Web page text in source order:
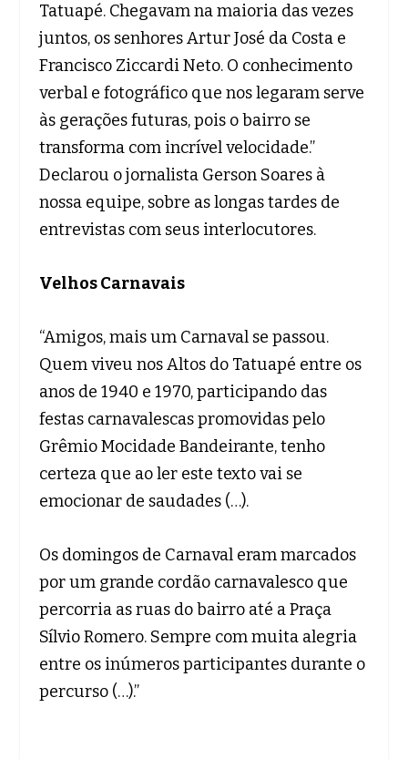
Tatuapé. Chegavam na maioria das vezes
juntos, os senhores Artur José da Costa e
Francisco Ziccardi Neto. O conhecimento
verbal e fotográfico que nos legaram serve
às gerações futuras, pois o bairro se
transforma com incrível velocidade.”
Declarou o jornalista Gerson Soares à
nossa equipe, sobre as longas tardes de
entrevistas com seus interlocutores.
Velhos Carnavais
“Amigos, mais um Carnaval se passou.
Quem viveu nos Altos do Tatuapé entre os
anos de 1940 e 1970, participando das
festas carnavalescas promovidas pelo
Grêmio Mocidade Bandeirante, tenho
certeza que ao ler este texto vai se
emocionar de saudades (…).
Os domingos de Carnaval eram marcados
por um grande cordão carnavalesco que
percorria as ruas do bairro até a Praça
Sílvio Romero. Sempre com muita alegria
entre os inúmeros participantes durante o
percurso (…).”